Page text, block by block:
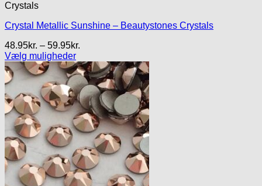
Crystals
Crystal Metallic Sunshine – Beautystones Crystals
48.95kr. – 59.95kr.
til
59.95kr.
Vælg muligheder
Dette
vare
har
flere
varianter.
Mulighederne
kan
vælges
på
varesiden